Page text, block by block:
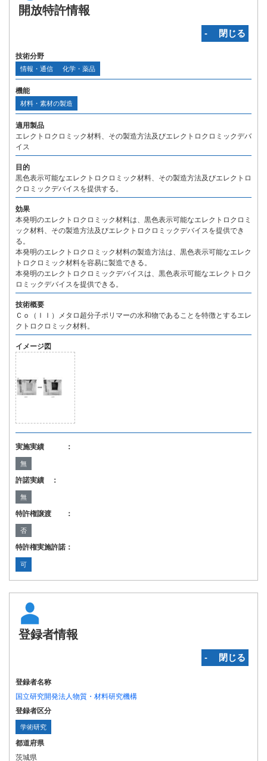
開放特許情報
‐ 閉じる
技術分野
情報・通信 化学・薬品
機能
材料・素材の製造
適用製品
エレクトロクロミック材料、その製造方法及びエレクトロクロミックデバ
イス
目的
黒色表示可能なエレクトロクロミック材料、その製造方法及びエレクトロ
クロミックデバイスを提供する。
効果
本発明のエレクトロクロミック材料は、黒色表示可能なエレクトロクロミ
ック材料、その製造方法及びエレクトロクロミックデバイスを提供でき
る。
本発明のエレクトロクロミック材料の製造方法は、黒色表示可能なエレク
トロクロミック材料を容易に製造できる。
本発明のエレクトロクロミックデバイスは、黒色表示可能なエレクトロク
ロミックデバイスを提供できる。
技術概要
Ｃｏ（ＩＩ）メタロ超分子ポリマーの水和物であることを特徴とするエレ
クトロクロミック材料。
イメージ図
実施実績 ：
無
許諾実績 ：
無
特許権譲渡 ：
否
特許権実施許諾：
可
登録者情報
‐ 閉じる
登録者名称
国立研究開発法人物質・材料研究機構
登録者区分
学術研究
都道府県
茨城県